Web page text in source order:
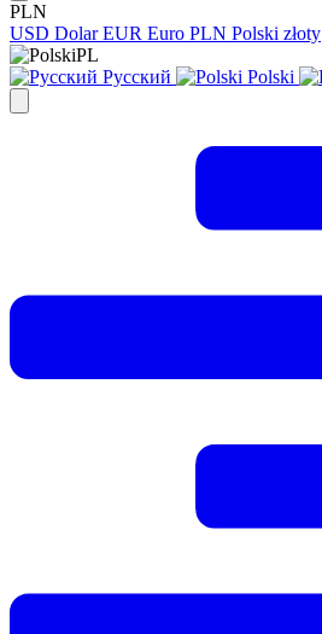
PLN
USD Dolar EUR Euro PLN Polski złoty
PL
Русский
Polski